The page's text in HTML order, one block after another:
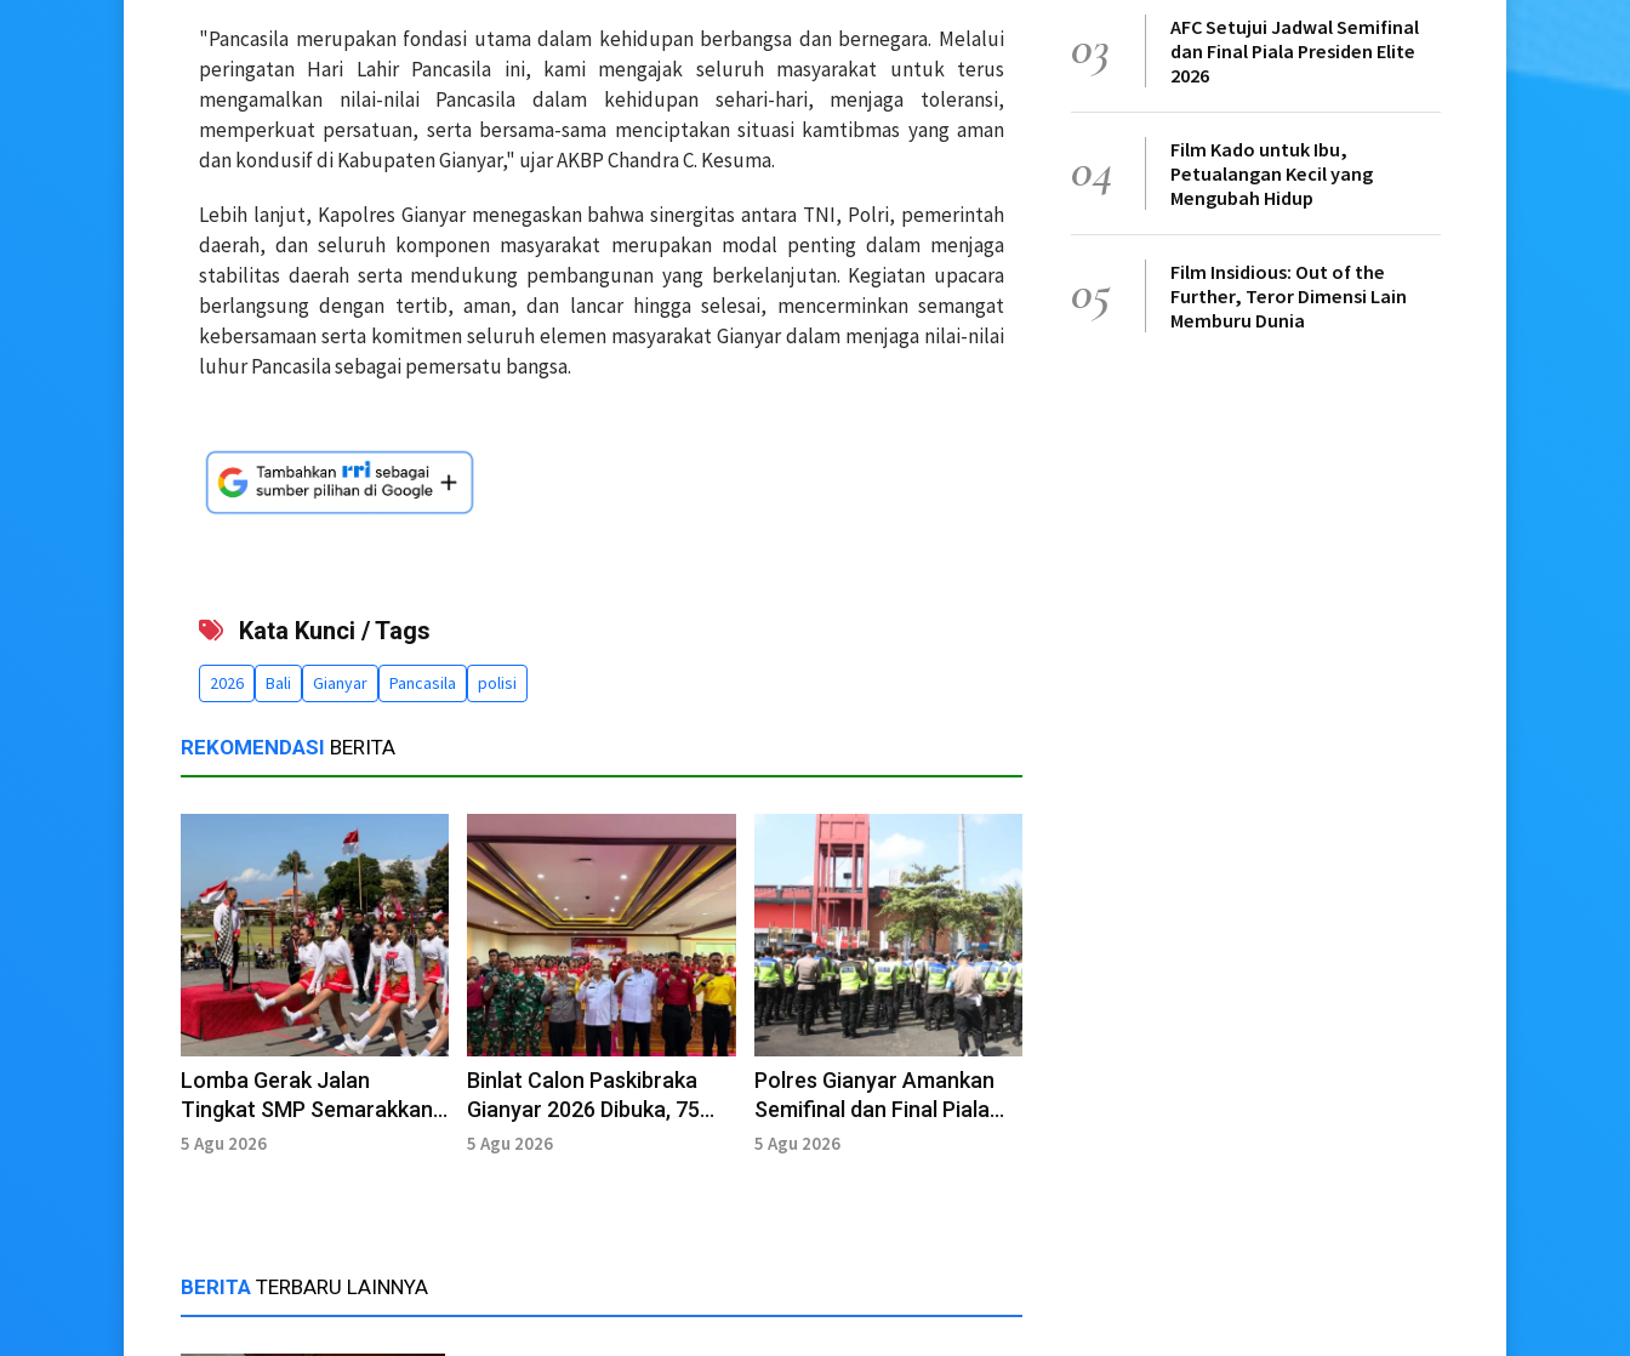
"Pancasila merupakan fondasi utama dalam kehidupan berbangsa dan bernegara. Melalui
peringatan Hari Lahir Pancasila ini, kami mengajak seluruh masyarakat untuk terus
mengamalkan nilai-nilai Pancasila dalam kehidupan sehari-hari, menjaga toleransi,
memperkuat persatuan, serta bersama-sama menciptakan situasi kamtibmas yang aman
dan kondusif di Kabupaten Gianyar," ujar AKBP Chandra C. Kesuma.
Lebih lanjut, Kapolres Gianyar menegaskan bahwa sinergitas antara TNI, Polri, pemerintah
daerah, dan seluruh komponen masyarakat merupakan modal penting dalam menjaga
stabilitas daerah serta mendukung pembangunan yang berkelanjutan. Kegiatan upacara
berlangsung dengan tertib, aman, dan lancar hingga selesai, mencerminkan semangat
kebersamaan serta komitmen seluruh elemen masyarakat Gianyar dalam menjaga nilai-nilai
luhur Pancasila sebagai pemersatu bangsa.
Kata Kunci / Tags
2026 Bali Gianyar Pancasila polisi
REKOMENDASI BERITA
Lomba Gerak Jalan
Tingkat SMP Semarakkan
HUT ke-81 Kemerdekaan RI
5 Agu 2026
Binlat Calon Paskibraka
Gianyar 2026 Dibuka, 75
Siswa Ikuti Pembinaan
5 Agu 2026
Polres Gianyar Amankan
Semifinal dan Final Piala
Presiden 2026
5 Agu 2026
BERITA TERBARU LAINNYA
03
AFC Setujui Jadwal Semifinal
dan Final Piala Presiden Elite
2026
04
Film Kado untuk Ibu,
Petualangan Kecil yang
Mengubah Hidup
05
Film Insidious: Out of the
Further, Teror Dimensi Lain
Memburu Dunia